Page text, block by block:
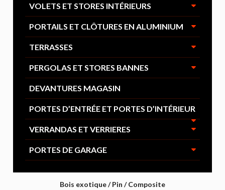
VOLETS ET STORES INTÉRIEURS
PORTAILS ET CLÔTURES EN ALUMINIUM
TERRASSES
PERGOLAS ET STORES BANNES
DEVANTURES MAGASIN
PORTES D’ENTRÉE ET PORTES D’INTÉRIEUR
VERRANDAS ET VERRIERES
PORTES DE GARAGE
Bois exotique / Pin / Composite